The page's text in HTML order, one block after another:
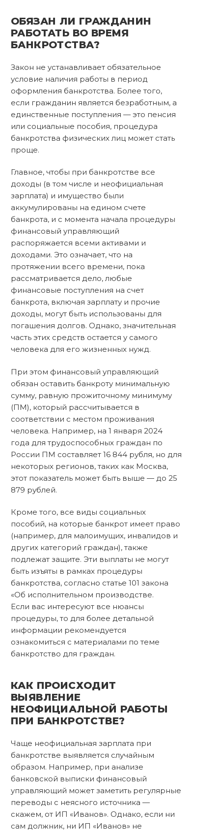
ОБЯЗАН ЛИ ГРАЖДАНИН
РАБОТАТЬ ВО ВРЕМЯ
БАНКРОТСТВА?
Закон не устанавливает обязательное
условие наличия работы в период
оформления банкротства. Более того,
если гражданин является безработным, а
единственные поступления — это пенсия
или социальные пособия, процедура
банкротства физических лиц может стать
проще.
Главное, чтобы при банкротстве все
доходы (в том числе и неофициальная
зарплата) и имущество были
аккумулированы на едином счете
банкрота, и с момента начала процедуры
финансовый управляющий
распоряжается всеми активами и
доходами. Это означает, что на
протяжении всего времени, пока
рассматривается дело, любые
финансовые поступления на счет
банкрота, включая зарплату и прочие
доходы, могут быть использованы для
погашения долгов. Однако, значительная
часть этих средств остается у самого
человека для его жизненных нужд.
При этом финансовый управляющий
обязан оставить банкроту минимальную
сумму, равную прожиточному минимуму
(ПМ), который рассчитывается в
соответствии с местом проживания
человека. Например, на 1 января 2024
года для трудоспособных граждан по
России ПМ составляет 16 844 рубля, но для
некоторых регионов, таких как Москва,
этот показатель может быть выше — до 25
879 рублей.
Кроме того, все виды социальных
пособий, на которые банкрот имеет право
(например, для малоимущих, инвалидов и
других категорий граждан), также
подлежат защите. Эти выплаты не могут
быть изъяты в рамках процедуры
банкротства, согласно статье 101 закона
«Об исполнительном производстве.
Если вас интересуют все нюансы
процедуры, то для более детальной
информации рекомендуется
ознакомиться с материалами по теме
банкротство для граждан.
КАК ПРОИСХОДИТ
ВЫЯВЛЕНИЕ
НЕОФИЦИАЛЬНОЙ РАБОТЫ
ПРИ БАНКРОТСТВЕ?
Чаще неофициальная зарплата при
банкротстве выявляется случайным
образом. Например, при анализе
банковской выписки финансовый
управляющий может заметить регулярные
переводы с неясного источника —
скажем, от ИП «Иванов». Однако, если ни
сам должник, ни ИП «Иванов» не